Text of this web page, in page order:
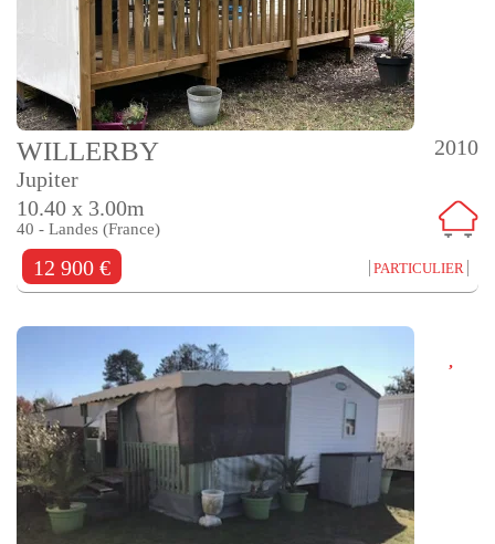
2010
WILLERBY
Jupiter
10.40 x 3.00m
40 - Landes (France)
12 900 € PARTICULIER